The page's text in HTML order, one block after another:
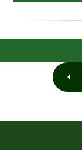
Email (*)